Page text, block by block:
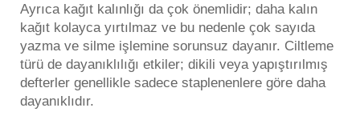
Ayrıca kağıt kalınlığı da çok önemlidir; daha kalın
kağıt kolayca yırtılmaz ve bu nedenle çok sayıda
yazma ve silme işlemine sorunsuz dayanır. Ciltleme
türü de dayanıklılığı etkiler; dikili veya yapıştırılmış
defterler genellikle sadece staplenenlere göre daha
dayanıklıdır.